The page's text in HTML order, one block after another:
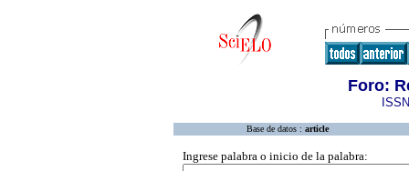
Foro:
Base de datos : article
Ingrese palabra o inicio de la palabra: